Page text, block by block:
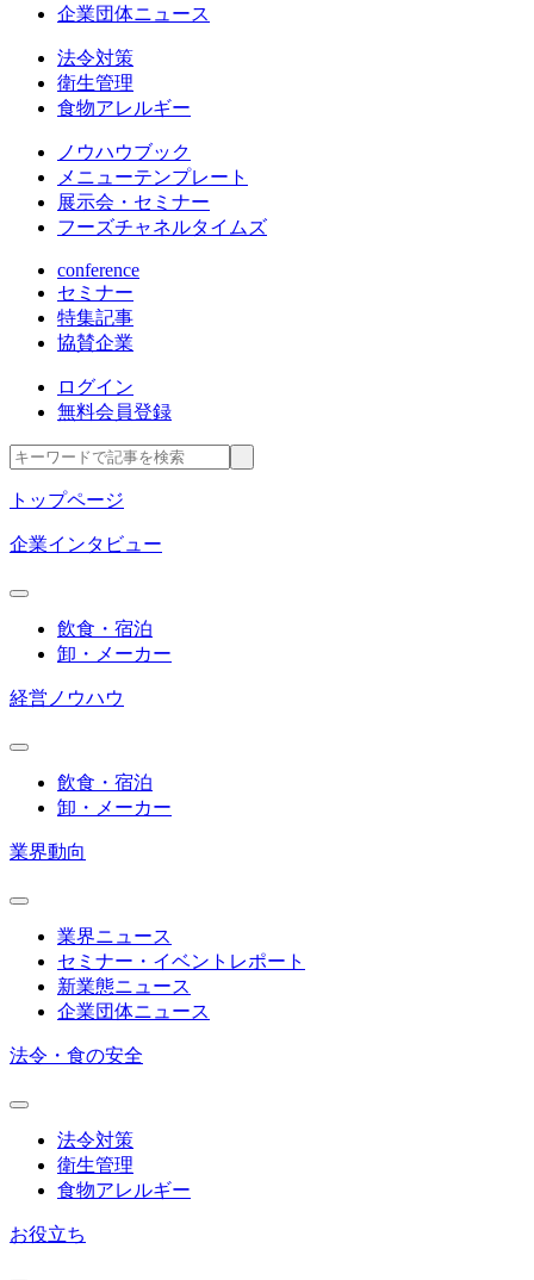
企業団体ニュース
法令対策
衛生管理
食物アレルギー
ノウハウブック
メニューテンプレート
展示会・セミナー
フーズチャネルタイムズ
conference
セミナー
特集記事
協賛企業
ログイン
無料会員登録
トップページ
企業インタビュー
飲食・宿泊
卸・メーカー
経営ノウハウ
飲食・宿泊
卸・メーカー
業界動向
業界ニュース
セミナー・イベントレポート
新業態ニュース
企業団体ニュース
法令・食の安全
法令対策
衛生管理
食物アレルギー
お役立ち